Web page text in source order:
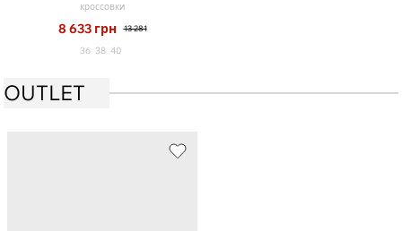
кроссовки
8 633 грн 13 281
36 38 40
OUTLET